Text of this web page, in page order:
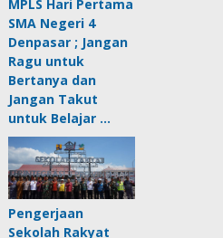
MPLS Hari Pertama
SMA Negeri 4
Denpasar ; Jangan
Ragu untuk
Bertanya dan
Jangan Takut
untuk Belajar …
Pengerjaan
Sekolah Rakyat